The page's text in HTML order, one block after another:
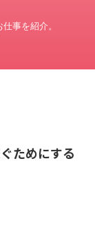
事を紹介。
ためにする